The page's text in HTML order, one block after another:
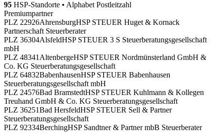
95 HSP-Standorte • Alphabet Postleitzahl
Premiumpartner
PLZ 22926AhrensburgHSP STEUER Huget & Kornack
Partnerschaft Steuerberater
PLZ 36304AlsfeldHSP STEUER 3 S Steuerberatungsgesellschaft
mbH
PLZ 48341 AltenbergeHSP STEUER Nordmünsterland GmbH &
Co. KG Steuerberatungsgesellschaft
PLZ 64832BabenhausenHSP STEUER Babenhausen
Steuerberatungsgesellschaft mbH
PLZ 24576Bad BramstedtHSP STEUER Kuhlmann & Kollegen
Treuhand GmbH & Co. KG Steuerberatungsgesellschaft
PLZ 36251Bad HersfeldHSP STEUER Sell & Partner
Steuerberatungsgesellschaft
PLZ 92334BerchingHSP Sandtner & Partner mbB Steuerberater